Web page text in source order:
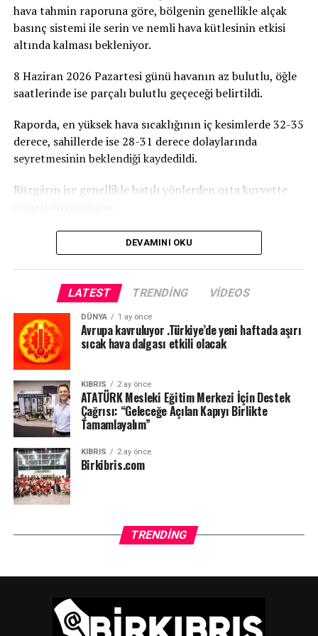
hava tahmin raporuna göre, bölgenin genellikle alçak
basınç sistemi ile serin ve nemli hava kütlesinin etkisi
altında kalması bekleniyor.
8 Haziran 2026 Pazartesi günü havanın az bulutlu, öğle
saatlerinde ise parçalı bulutlu geçeceği belirtildi.
Raporda, en yüksek hava sıcaklığının iç kesimlerde 32-35
derece, sahillerde ise 28-31 derece dolaylarında
seyretmesinin beklendiği kaydedildi.
Rüzgârın ise genellikle batılı yönlerden orta kuvvette
DEVAMINI OKU
LATEST TRENDING VIDEOS
DÜNYA 1 ay önce
Avrupa kavruluyor .Türkiye’de yeni haftada aşırı
sıcak hava dalgası etkili olacak
KIBRIS 2 ay önce
ATATÜRK Mesleki Eğitim Merkezi İçin Destek
Çağrısı: “Geleceğe Açılan Kapıyı Birlikte
Tamamlayalım”
KIBRIS 2 ay önce
Birkibris.com
TRENDING